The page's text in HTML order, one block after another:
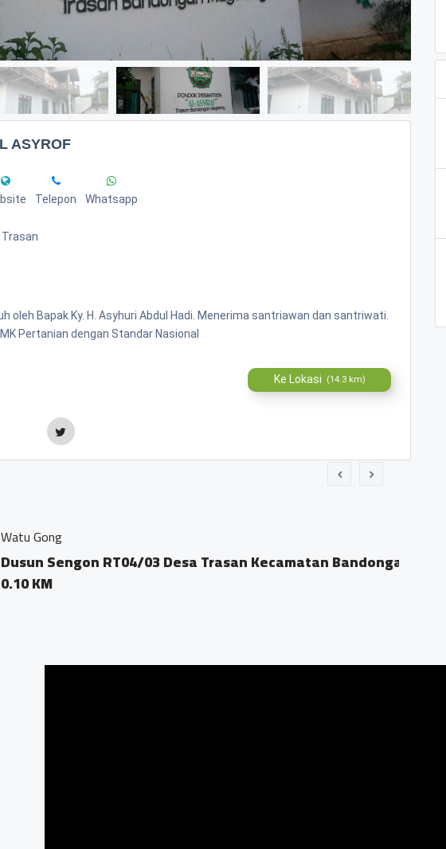
ASYROF
Telepon Whatsapp
Trasan
oleh Bapak Ky. H. Asyhuri Abdul Hadi. Menerima santriawan dan santriwati.
Pertanian dengan Standar Nasional
Ke Lokasi (14.3 km)
RT04/03 Desa Trasan Kecamatan Bandongan